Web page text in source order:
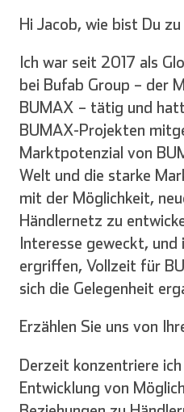
Hi Jacob, wie bist Du
Ich war seit 2017 als
bei Bufab Group – der
BUMAX – tätig und
BUMAX-Projekten
Marktpotenzial von
Welt und die starke
mit der Möglichkeit,
Händlernetz zu
Interesse geweckt, und
ergriffen, Vollzeit für
sich die Gelegenheit
Erzählen Sie uns von
Derzeit konzentriere
Entwicklung von